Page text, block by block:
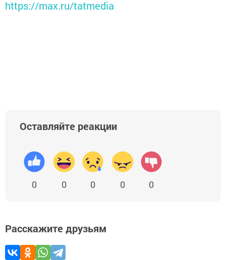
https://max.ru/tatmedia
Оставляйте реакции
0 0 0 0 0
Расскажите друзьям